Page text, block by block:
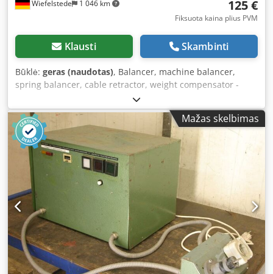
Wiefelstede 1 046 km 125 €
Fiksuota kaina plius PVM
Klausti Skambinti
Būklė: geras (naudotas), Balancer, machine balancer,
spring balancer, cable retractor, weight compensator -
Manufacturer: KW, Spring Balancer Type F2 with locking
mechanism - Load capacity: 98-176 N - Cable extension: 1.9
m Dkodpfeir E S Isx Akzer - Quantity: 2 spring balancers
available - Price: per piece - Dimensions: 225/125/H340
mm - Net weight: 10.3 kg/unit
Mažas skelbimas